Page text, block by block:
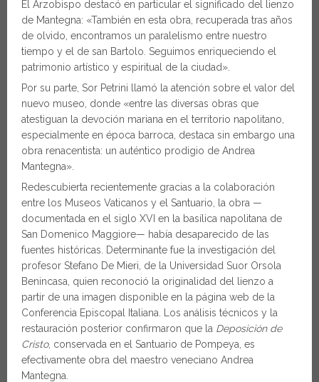
El Arzobispo destacó en particular el significado del lienzo
de Mantegna: «También en esta obra, recuperada tras años
de olvido, encontramos un paralelismo entre nuestro
tiempo y el de san Bartolo. Seguimos enriqueciendo el
patrimonio artístico y espiritual de la ciudad».
Por su parte, Sor Petrini llamó la atención sobre el valor del
nuevo museo, donde «entre las diversas obras que
atestiguan la devoción mariana en el territorio napolitano,
especialmente en época barroca, destaca sin embargo una
obra renacentista: un auténtico prodigio de Andrea
Mantegna».
Redescubierta recientemente gracias a la colaboración
entre los Museos Vaticanos y el Santuario, la obra —
documentada en el siglo XVI en la basílica napolitana de
San Domenico Maggiore— había desaparecido de las
fuentes históricas. Determinante fue la investigación del
profesor Stefano De Mieri, de la Universidad Suor Orsola
Benincasa, quien reconoció la originalidad del lienzo a
partir de una imagen disponible en la página web de la
Conferencia Episcopal Italiana. Los análisis técnicos y la
restauración posterior confirmaron que la Deposición de
Cristo, conservada en el Santuario de Pompeya, es
efectivamente obra del maestro veneciano Andrea
Mantegna.